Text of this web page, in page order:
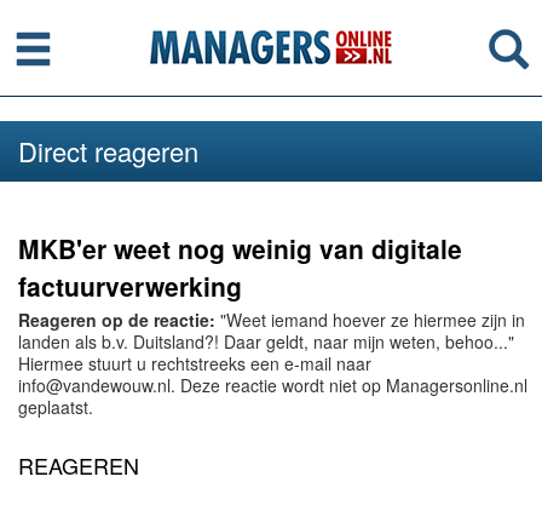
Menu
Direct reageren
MKB'er weet nog weinig van digitale
factuurverwerking
Reageren op de reactie: "Weet iemand hoever ze hiermee zijn in
landen als b.v. Duitsland?! Daar geldt, naar mijn weten, behoo..."
Hiermee stuurt u rechtstreeks een e-mail naar
info@vandewouw.nl. Deze reactie wordt niet op Managersonline.nl
geplaatst.
REAGEREN